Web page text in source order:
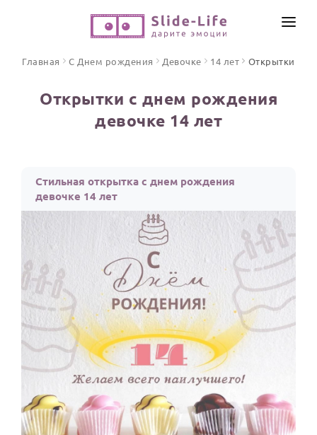
Открытки
Стихи и тексты
ПРАЗДНИКИ
С Днем рождения
Юбилей
Свадьба
Выпускной
HOT
Календарь праздников
КОМУ
Женщине
ИНСТРУМЕНТЫ
ОТЗЫВЫ
Главная С Днем рождения Девочке 14 лет Открытки
Открытки с днем рождения
девочке 14 лет
Стильная открытка с днем рождения
девочке 14 лет